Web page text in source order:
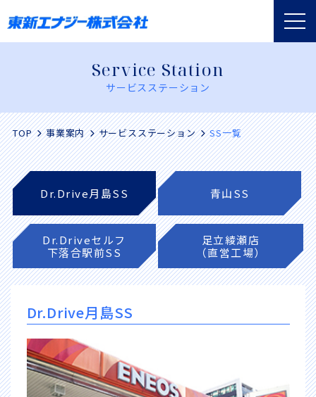
Service Station
サービスステーション
TOP 事業案内 サービスステーション SS一覧
Dr.Drive月島SS 青山SS
Dr.Driveセルフ
下落合駅前SS
足立綾瀬店
（直営工場）
Dr.Drive月島SS